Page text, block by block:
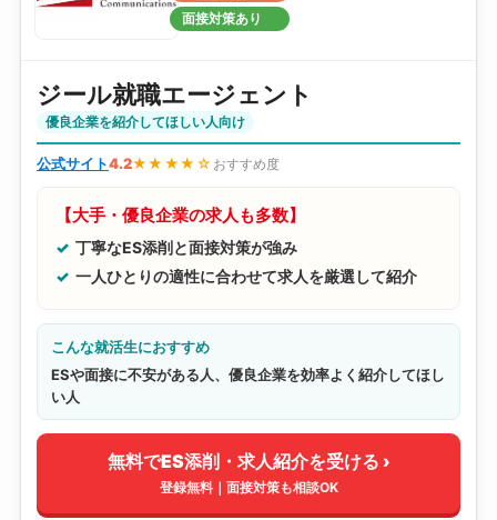
面接対策あり
ジール就職エージェント
優良企業を紹介してほしい人向け
公式サイト4.2★★★★☆ おすすめ度
【大手・優良企業の求人も多数】
丁寧なES添削と面接対策が強み
一人ひとりの適性に合わせて求人を厳選して紹介
こんな就活生におすすめ
ESや面接に不安がある人、優良企業を効率よく紹介してほし
い人
無料でES添削・求人紹介を受ける ›
登録無料｜面接対策も相談OK